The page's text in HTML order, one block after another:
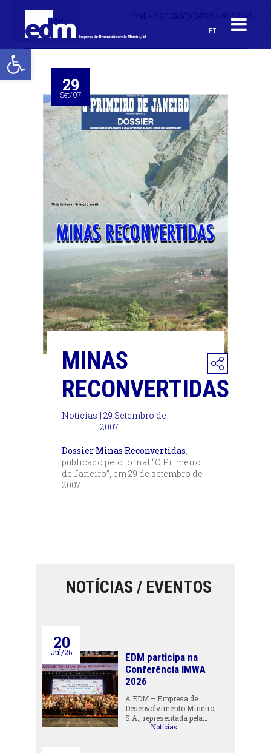
Open toolbar
PT
< VOLTAR HOME > NOTÍCIAS/EVENTOS > NOTÍCIAS
29
Set/07
MINAS
RECONVERTIDAS
Notícias | 29 Setembro de
2007
Dossier Minas Reconvertidas,
publicado pelo jornal “O Primeiro
de Janeiro”, em 29 de setembro de
2007.
NOTÍCIAS / EVENTOS
20
Jul/26
EDM participa na
Conferência IMWA
2026
A EDM – Empresa de
Desenvolvimento Mineiro,
S.A., representada pela…
Notícias